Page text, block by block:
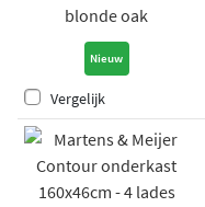
Nieuw
Vergelijk